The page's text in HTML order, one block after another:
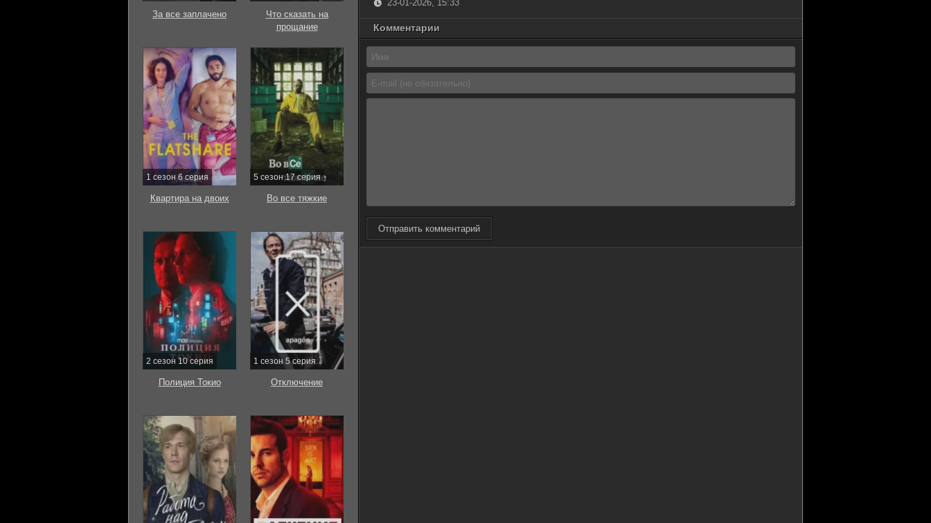
23-01-2026, 15:33
Комментарии
Отправить комментарий
За все заплачено
Что сказать на
прощание
1 сезон 6 серия
Квартира на двоих
5 сезон 17 серия
Во все тяжкие
2 сезон 10 серия
Полиция Токио
1 сезон 5 серия
Отключение